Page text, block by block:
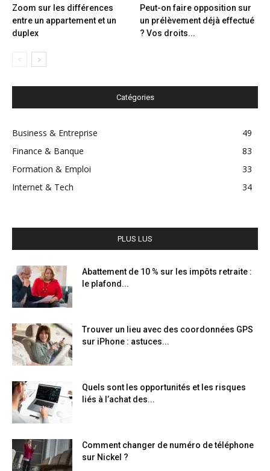
Zoom sur les différences
entre un appartement et un
duplex
Peut-on faire opposition sur
un prélèvement déjà effectué
? Vos droits...
Catégories
Business & Entreprise
49
Finance & Banque
83
Formation & Emploi
33
Internet & Tech
34
PLUS LUS
Abattement de 10 % sur les impôts retraite :
le plafond...
Trouver un lieu avec des coordonnées GPS
sur iPhone : astuces...
Quels sont les opportunités et les risques
liés à l’achat des...
Comment changer de numéro de téléphone
sur Nickel ?